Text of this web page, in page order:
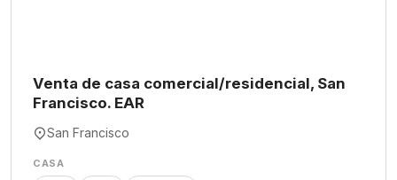
Venta de casa comercial/residencial, San
Francisco. EAR
San Francisco
CASA